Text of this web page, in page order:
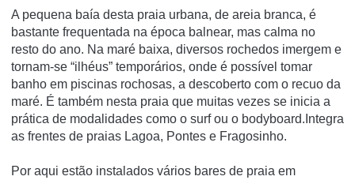
A pequena baía desta praia urbana, de areia branca, é
bastante frequentada na época balnear, mas calma no
resto do ano. Na maré baixa, diversos rochedos imergem e
tornam-se “ilhéus” temporários, onde é possível tomar
banho em piscinas rochosas, a descoberto com o recuo da
maré. É também nesta praia que muitas vezes se inicia a
prática de modalidades como o surf ou o bodyboard.Integra
as frentes de praias Lagoa, Pontes e Fragosinho.
Por aqui estão instalados vários bares de praia em